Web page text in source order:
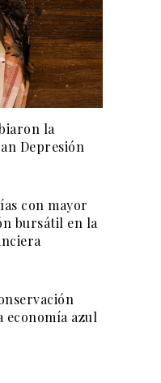
la
Depresión
con mayor
bursátil en la
economía azul